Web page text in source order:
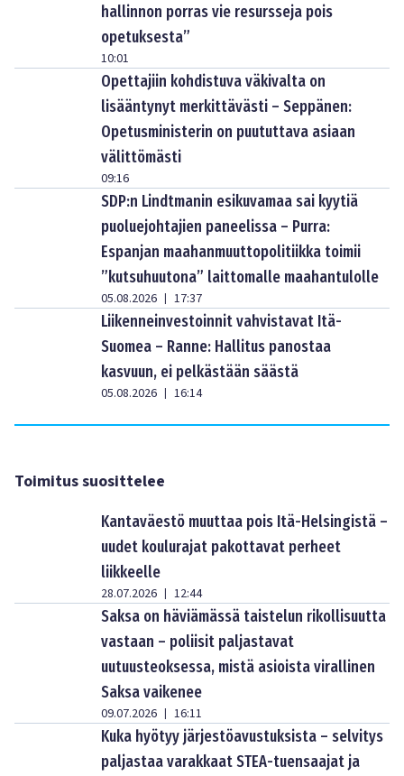
hallinnon porras vie resursseja pois
opetuksesta”
10:01
Opettajiin kohdistuva väkivalta on
lisääntynyt merkittävästi – Seppänen:
Opetusministerin on puututtava asiaan
välittömästi
09:16
SDP:n Lindtmanin esikuvamaa sai kyytiä
puoluejohtajien paneelissa – Purra:
Espanjan maahanmuuttopolitiikka toimii
”kutsuhuutona” laittomalle maahantulolle
05.08.2026 | 17:37
Liikenneinvestoinnit vahvistavat Itä-
Suomea – Ranne: Hallitus panostaa
kasvuun, ei pelkästään säästä
05.08.2026 | 16:14
Toimitus suosittelee
Kantaväestö muuttaa pois Itä-Helsingistä –
uudet koulurajat pakottavat perheet
liikkeelle
28.07.2026 | 12:44
Saksa on häviämässä taistelun rikollisuutta
vastaan – poliisit paljastavat
uutuusteoksessa, mistä asioista virallinen
Saksa vaikenee
09.07.2026 | 16:11
Kuka hyötyy järjestöavustuksista – selvitys
paljastaa varakkaat STEA-tuensaajat ja